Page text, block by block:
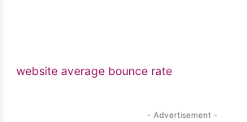
website average bounce rate
- Advertisement -